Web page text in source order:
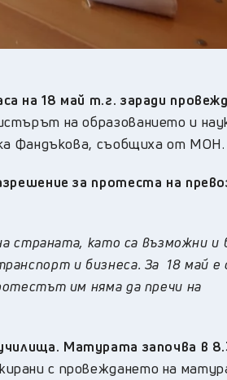
на 18 май т.г. заради
на образованието и
Фандъкова, съобщиха от МОН.
за протеста на
страната, като са възможни и
и бизнеса. За 18 май е
им няма да пречи на
Матурата започва в
с провеждането на